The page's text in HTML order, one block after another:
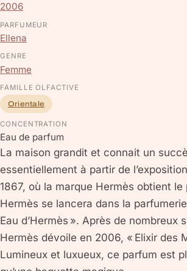
2006
PARFUMEUR
Ellena
GENRE
Femme
FAMILLE OLFACTIVE
Orientale
CONCENTRATION
Eau de parfum
La maison grandit et connait un
essentiellement à partir de
1867, où la marque Hermès obtient le
Hermès se lancera dans la
Eau d’Hermès ». Après de nombreux
Hermès dévoile en 2006, « Elixir des
Lumineux et luxueux, ce parfum est